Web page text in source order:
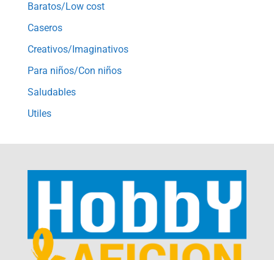
Baratos/Low cost
Caseros
Creativos/Imaginativos
Para niños/Con niños
Saludables
Utiles